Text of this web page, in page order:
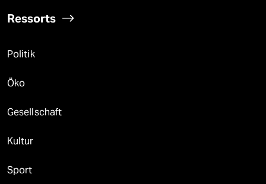
Ressorts
Politik
Öko
Gesellschaft
Kultur
Sport